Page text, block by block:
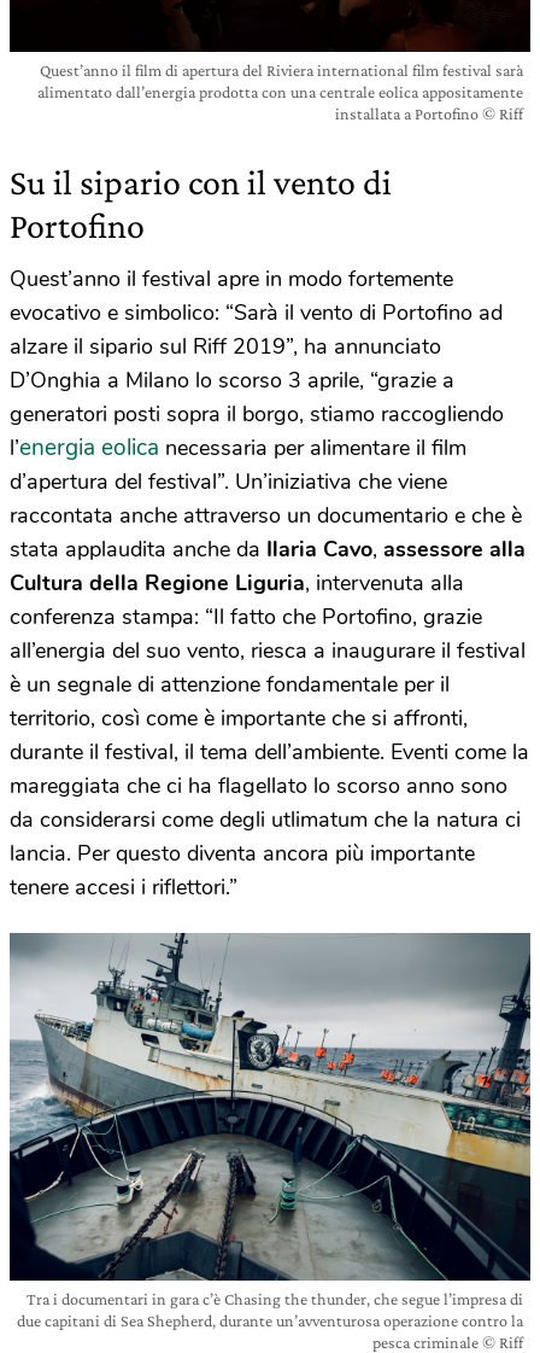
Quest’anno il film di apertura del Riviera international film festival sarà
alimentato dall’energia prodotta con una centrale eolica appositamente
installata a Portofino © Riff
Su il sipario con il vento di
Portofino
Quest’anno il festival apre in modo fortemente
evocativo e simbolico: “Sarà il vento di Portofino ad
alzare il sipario sul Riff 2019”, ha annunciato
D’Onghia a Milano lo scorso 3 aprile, “grazie a
generatori posti sopra il borgo, stiamo raccogliendo
l’energia eolica necessaria per alimentare il film
d’apertura del festival”. Un’iniziativa che viene
raccontata anche attraverso un documentario e che è
stata applaudita anche da Ilaria Cavo, assessore alla
Cultura della Regione Liguria, intervenuta alla
conferenza stampa: “Il fatto che Portofino, grazie
all’energia del suo vento, riesca a inaugurare il festival
è un segnale di attenzione fondamentale per il
territorio, così come è importante che si affronti,
durante il festival, il tema dell’ambiente. Eventi come la
mareggiata che ci ha flagellato lo scorso anno sono
da considerarsi come degli utlimatum che la natura ci
lancia. Per questo diventa ancora più importante
tenere accesi i riflettori.”
Tra i documentari in gara c’è Chasing the thunder, che segue l’impresa di
due capitani di Sea Shepherd, durante un’avventurosa operazione contro la
pesca criminale © Riff